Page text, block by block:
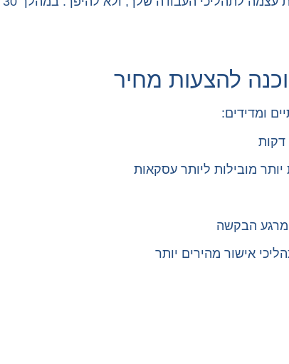
להצעות מחיר
ומדידים:
אישור מהירים יותר